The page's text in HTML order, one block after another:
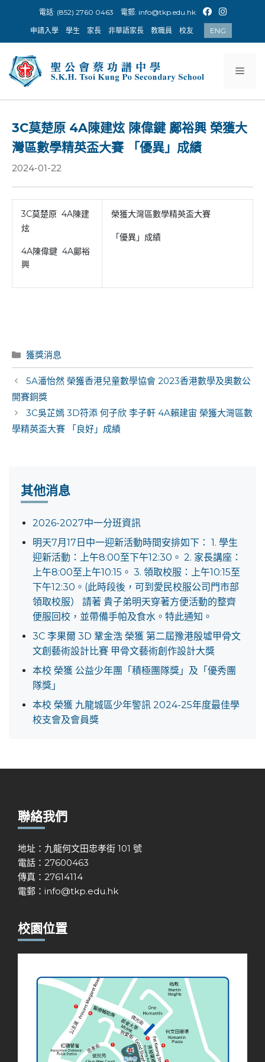
content
電話: (852) 2760 0463 電郵: info@tkp.edu.hk
申請入學 學生 家長 非華語家長 教職員 校友 ENG
3C莫楚原 4A陳建炫 陳偉鍵 鄺裕興 榮獲大
灣區數學精英盃大賽 「優異」成績
2024-01-22
3C莫楚原 4A陳建
炫
4A陳偉鍵 4A鄺裕
興
榮獲大灣區數學精英盃大賽
「優異」成績
Categories
獲獎消息
Post
navigation
5A潘怡然 榮獲香港兒童數學協會 2023香港數學及奧數公
開賽銅獎
3C吳芷嫣 3D符添 何子欣 李子軒 4A賴建宙 榮獲大灣區數
學精英盃大賽 「良好」成績
其他消息
2026-2027中一分班資訊
明天7月17日中一迎新活動時間安排如下： 1. 學生
迎新活動：上午8:00至下午12:30。 2. 家長講座：
上午8:00至上午10:15。 3. 領取校服：上午10:15至
下午12:30。(此時段後，可到愛民校服公司門市部
領取校服） 請著 貴子弟明天穿著方便活動的整齊
便服回校，並帶備手帕及食水。特此通知。
3C 李果爾 3D 鞏金浩 榮獲 第二屆豫港殷墟甲骨文
文創藝術設計比賽 甲骨文藝術創作設計大獎
本校 榮獲 公益少年團「積極團隊獎」及「優秀團
隊獎」
本校 榮獲 九龍城區少年警訊 2024-25年度最佳學
校支會及會員獎
聯絡我們
地址：九龍何文田忠孝街 101 號
電話：27600463
傳真：27614114
電郵： info@tkp.edu.hk
校園位置